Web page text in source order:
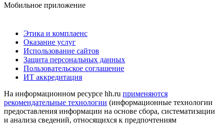
Мобильное приложение
Этика и комплаенс
Оказание услуг
Использование сайтов
Защита персональных данных
Пользовательское соглашение
ИТ аккредитация
На информационном ресурсе hh.ru применяются
рекомендательные технологии (информационные технологии
предоставления информации на основе сбора, систематизации
и анализа сведений, относящихся к предпочтениям